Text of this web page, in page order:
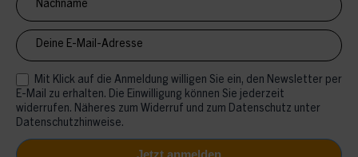
Mit Klick auf die Anmeldung willigen Sie ein, den Newsletter per
E-Mail zu erhalten. Die Einwilligung können Sie jederzeit
widerrufen. Näheres zum Widerruf und zum Datenschutz unter
Datenschutzhinweise.